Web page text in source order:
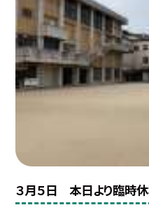
３月５日 本日より臨時